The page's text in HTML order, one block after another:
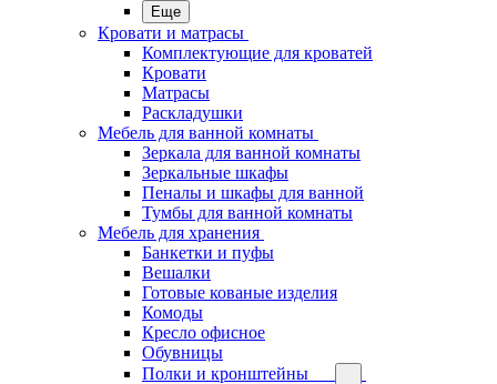
Еще
Кровати и матрасы
Комплектующие для кроватей
Кровати
Матрасы
Раскладушки
Мебель для ванной комнаты
Зеркала для ванной комнаты
Зеркальные шкафы
Пеналы и шкафы для ванной
Тумбы для ванной комнаты
Мебель для хранения
Банкетки и пуфы
Вешалки
Готовые кованые изделия
Комоды
Кресло офисное
Обувницы
Полки и кронштейны